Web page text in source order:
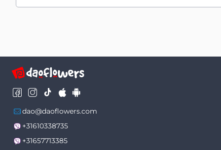
dao@daoflowers.com
+31610338735
+31657713385